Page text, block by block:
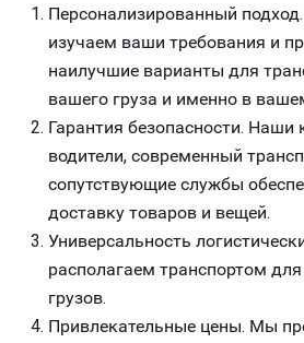
Персонализированный
изучаем ваши требования и
наилучшие варианты для
вашего груза и именно в
Гарантия безопасности.
водители, современный
сопутствующие службы
доставку товаров и вещей.
Универсальность
располагаем транспортом
грузов.
Привлекательные цены. Мы